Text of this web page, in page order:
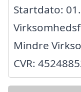
Startdato:
Mindre
CVR: